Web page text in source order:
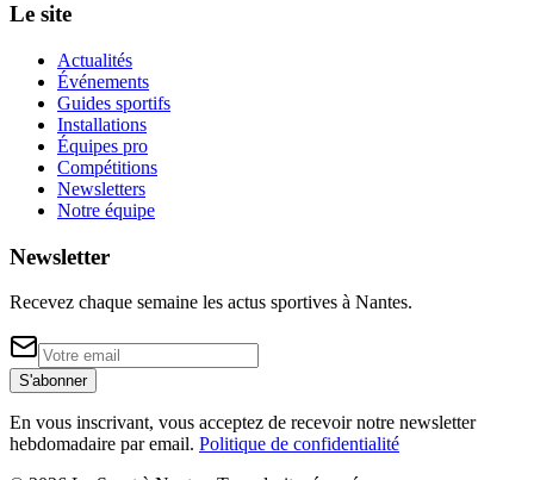
Le site
Actualités
Événements
Guides sportifs
Installations
Équipes pro
Compétitions
Newsletters
Notre équipe
Newsletter
Recevez chaque semaine les actus sportives à Nantes.
S'abonner
En vous inscrivant, vous acceptez de recevoir notre newsletter
hebdomadaire par email. Politique de confidentialité